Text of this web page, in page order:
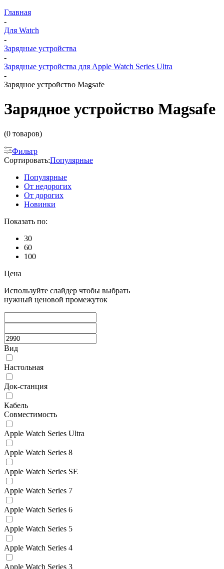
Главная
-
Для Watch
-
Зарядные устройства
-
Зарядные устройства для Apple Watch Series Ultra
-
Зарядное устройство Magsafe
Зарядное устройство Magsafe
(0 товаров)
Фильтр
Сортировать:Популярные
Популярные
От недорогих
От дорогих
Новинки
Показать по:
30
60
100
Цена
Используйте слайдер чтобы выбрать
нужный ценовой промежуток
Вид
Настольная
Док-станция
Кабель
Совместимость
Apple Watch Series Ultra
Apple Watch Series 8
Apple Watch Series SE
Apple Watch Series 7
Apple Watch Series 6
Apple Watch Series 5
Apple Watch Series 4
Apple Watch Series 3